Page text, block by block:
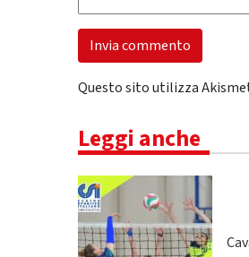
Questo sito utilizza
Leggi anche